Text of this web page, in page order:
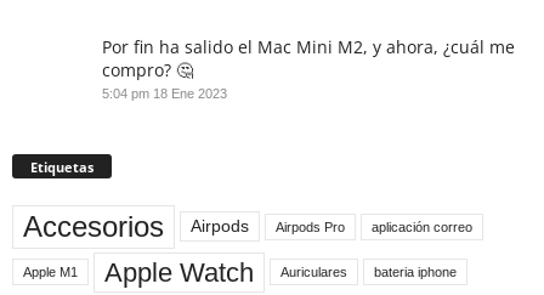
Por fin ha salido el Mac Mini M2, y ahora, ¿cuál me
compro? 🤔
5:04 pm 18 Ene 2023
Etiquetas
Accesorios Airpods Airpods Pro aplicación correo
Apple M1 Apple Watch Auriculares bateria iphone